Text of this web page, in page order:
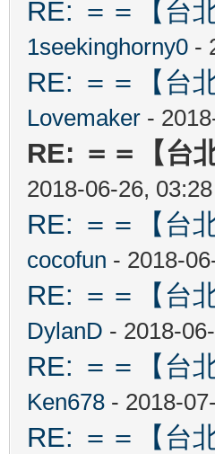
RE: ＝＝【台
1seekinghorny0 -
RE: ＝＝【台
Lovemaker -
RE: ＝＝【台
2018-06-26,
RE: ＝＝【台
cocofun - 2018-
RE: ＝＝【台
DylanD - 2018-
RE: ＝＝【台
Ken678 - 2018-
RE: ＝＝【台